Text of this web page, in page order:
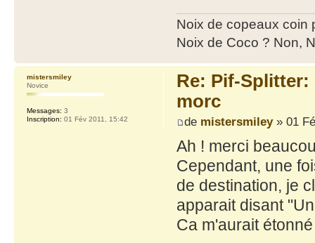
Noix de copeaux coin
Noix de Coco ? Non,
Re: Pif-
morc
de mistersmiley» 01
Ah ! merci
Cependant, une
de destination, je
apparait disant
Ca m'aurait
mistersmiley
Novice
Messages: 3
Inscription: 01 Fév 2011, 15:42